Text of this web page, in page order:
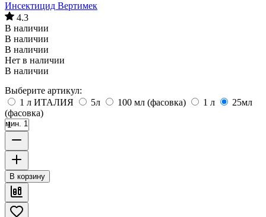
Инсектицид Вертимек
4.3
В наличии
В наличии
В наличии
Нет в наличии
В наличии
Выберите артикул:
1 л ИТАЛИЯ
5л 100 мл (фасовка) 1 л
25мл
(фасовка)
мин. 1
В корзину